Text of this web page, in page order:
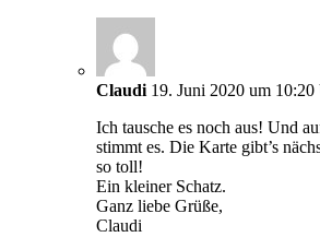
Claudi 19. Juni 2020 um 10:20
Ich tausche es noch aus! Und
stimmt es. Die Karte gibt’s
so toll!
Ein kleiner Schatz.
Ganz liebe Grüße,
Claudi